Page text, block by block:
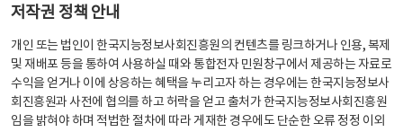
저작권 정책 안내
개인 또는 법인이 한국지능정보사회진흥원의 컨텐츠를 링크하거나 인용, 복제
및 재배포 등을 통하여 사용하실 때와 통합전자 민원창구에서 제공하는 자료로
수익을 얻거나 이에 상응하는 혜택을 누리고자 하는 경우에는 한국지능정보사
회진흥원과 사전에 협의를 하고 허락을 얻고 출처가 한국지능정보사회진흥원
임을 밝혀야 하며 적법한 절차에 따라 게재한 경우에도 단순한 오류 정정 이외